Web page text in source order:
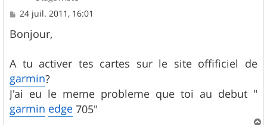
M
s
s
e
24 juil. 2011, 16:01
Bonjour,
A tu activer tes cartes sur le site officiel de
garmin?
J'ai eu le meme probleme que toi au debut "
garmin edge 705"